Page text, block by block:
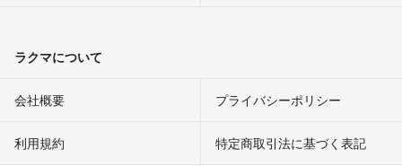
ラクマについて
会社概要 プライバシーポリシー
利用規約 特定商取引法に基づく表記